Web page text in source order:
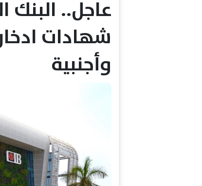
عاجل.. البنك
شهادات
وأجنبية